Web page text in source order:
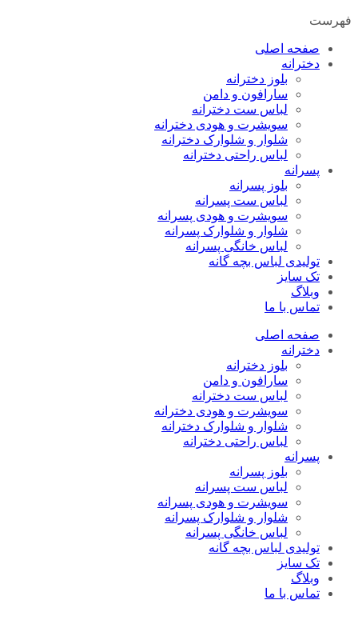
فهرست
صفحه اصلی
دخترانه
بلوز دخترانه
سارافون و دامن
لباس ست دخترانه
سویشرت و هودی دخترانه
شلوار و شلوارک دخترانه
لباس راحتی دخترانه
پسرانه
بلوز پسرانه
لباس ست پسرانه
سویشرت و هودی پسرانه
شلوار و شلوارک پسرانه
لباس خانگی پسرانه
تولیدی لباس بچه گانه
تک سایز
وبلاگ
تماس با ما
صفحه اصلی
دخترانه
بلوز دخترانه
سارافون و دامن
لباس ست دخترانه
سویشرت و هودی دخترانه
شلوار و شلوارک دخترانه
لباس راحتی دخترانه
پسرانه
بلوز پسرانه
لباس ست پسرانه
سویشرت و هودی پسرانه
شلوار و شلوارک پسرانه
لباس خانگی پسرانه
تولیدی لباس بچه گانه
تک سایز
وبلاگ
تماس با ما